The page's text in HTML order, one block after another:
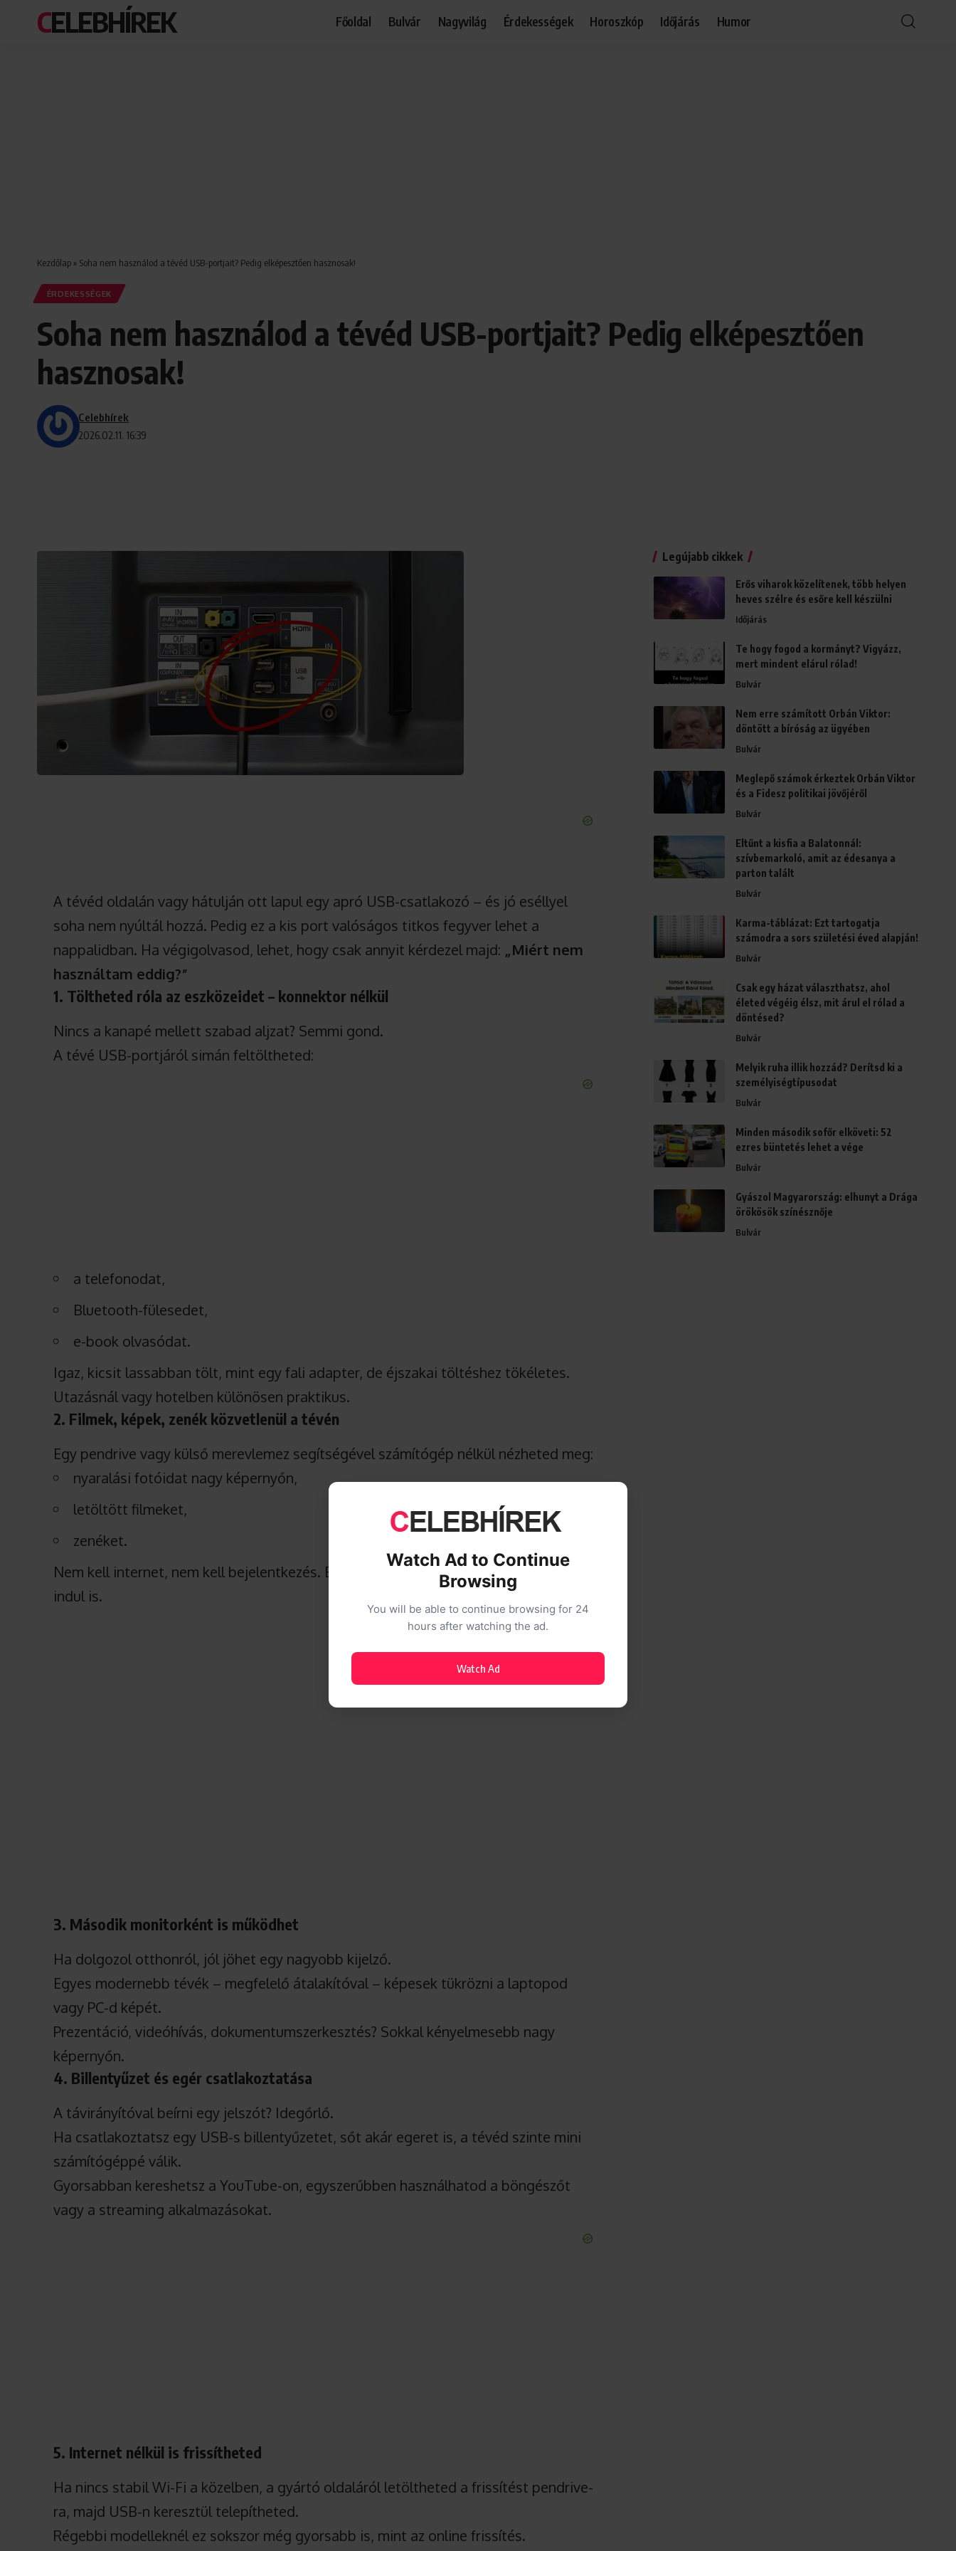
CELEBHÍREK Főoldal Bulvár Nagyvilág Érdekességek Horoszkóp Időjárás Humor
Kezdőlap » Soha nem használod a tévéd USB-portjait? Pedig elképesztően hasznosak!
ÉRDEKESSÉGEK
Soha nem használod a tévéd USB-portjait? Pedig elképesztően
hasznosak!
2026.02.11. 16:39
Celebhírek
A tévéd oldalán vagy hátulján ott lapul egy apró USB-csatlakozó – és jó eséllyel
soha nem nyúltál hozzá. Pedig ez a kis port valóságos titkos fegyver lehet a
nappalidban. Ha végigolvasod, lehet, hogy csak annyit kérdezel majd: „Miért nem
használtam eddig?”
1. Töltheted róla az eszközeidet – konnektor nélkül
Nincs a kanapé mellett szabad aljzat? Semmi gond.
A tévé USB-portjáról simán feltöltheted:
a telefonodat,
Bluetooth-fülesedet,
e-book olvasódat.
Igaz, kicsit lassabban tölt, mint egy fali adapter, de éjszakai töltéshez tökéletes.
Utazásnál vagy hotelben különösen praktikus.
2. Filmek, képek, zenék közvetlenül a tévén
Egy pendrive vagy külső merevlemez segítségével számítógép nélkül nézheted meg:
nyaralási fotóidat nagy képernyőn,
letöltött filmeket,
zenéket.
Nem kell internet, nem kell bejelentkezés. Bedugod, megnyitod a fájlkezelőt, és már
indul is.
3. Második monitorként is működhet
Ha dolgozol otthonról, jól jöhet egy nagyobb kijelző.
Egyes modernebb tévék – megfelelő átalakítóval – képesek tükrözni a laptopod
vagy PC-d képét.
Prezentáció, videóhívás, dokumentumszerkesztés? Sokkal kényelmesebb nagy
képernyőn.
4. Billentyűzet és egér csatlakoztatása
A távirányítóval beírni egy jelszót? Idegőrlő.
Ha csatlakoztatsz egy USB-s billentyűzetet, sőt akár egeret is, a tévéd szinte mini
számítógéppé válik.
Gyorsabban kereshetsz a YouTube-on, egyszerűbben használhatod a böngészőt
vagy a streaming alkalmazásokat.
5. Internet nélkül is frissítheted
Ha nincs stabil Wi-Fi a közelben, a gyártó oldaláról letöltheted a frissítést pendrive-
ra, majd USB-n keresztül telepítheted.
Régebbi modelleknél ez sokszor még gyorsabb is, mint az online frissítés.
Legújabb cikkek
Erős viharok közelítenek, több helyen
heves szélre és esőre kell készülni
Időjárás
Te hogy fogod a kormányt? Vigyázz,
mert mindent elárul rólad!
Bulvár
Nem erre számított Orbán Viktor:
döntött a bíróság az ügyében
Bulvár
Meglepő számok érkeztek Orbán Viktor
és a Fidesz politikai jövőjéről
Bulvár
Eltűnt a kisfia a Balatonnál:
szívbemarkoló, amit az édesanya a
parton talált
Bulvár
Karma-táblázat: Ezt tartogatja
számodra a sors születési éved alapján!
Bulvár
Csak egy házat választhatsz, ahol
életed végéig élsz, mit árul el rólad a
döntésed?
Bulvár
Melyik ruha illik hozzád? Derítsd ki a
személyiségtípusodat
Bulvár
Minden második sofőr elköveti: 52
ezres büntetés lehet a vége
Bulvár
Gyászol Magyarország: elhunyt a Drága
örökösök színésznője
Bulvár
Watch Ad to Continue
Browsing
You will be able to continue browsing for 24
hours after watching the ad.
Watch Ad